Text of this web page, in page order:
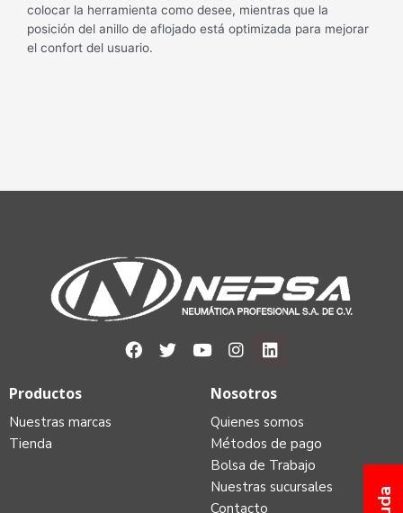
colocar la herramienta como desee, mientras que la
posición del anillo de aflojado está optimizada para mejorar
el confort del usuario.
Nosotros
Quienes somos
Métodos de pago
Bolsa de Trabajo
Nuestras sucursales
Contacto
Productos
Nuestras marcas
Tienda